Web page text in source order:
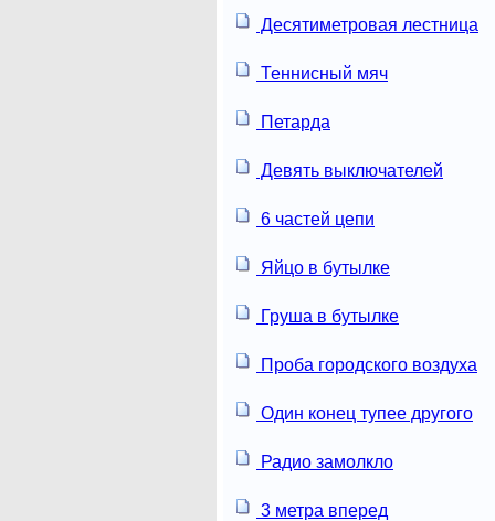
Десятиметровая лестница
Теннисный мяч
Петарда
Девять выключателей
6 частей цепи
Яйцо в бутылке
Груша в бутылке
Проба городского воздуха
Один конец тупее другого
Радио замолкло
3 метра вперед